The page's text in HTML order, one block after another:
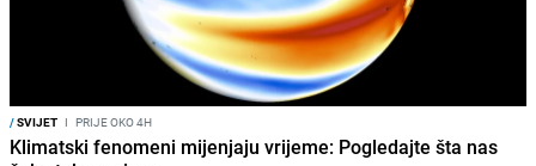
/SVIJET I PRIJE OKO 4H
Klimatski fenomeni mijenjaju vrijeme: Pogledajte šta nas